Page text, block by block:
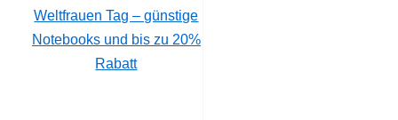
Weltfrauen Tag – günstige
Notebooks und bis zu 20%
Rabatt